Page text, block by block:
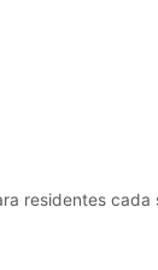
residentes cada